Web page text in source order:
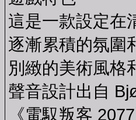
這是一款設定在
逐漸累積的氛圍
別緻的美術風格
聲音設計出自
《電馭叛客